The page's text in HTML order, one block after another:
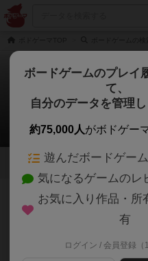
NORAD3：
Bluebear
4
222名 2名 0 1
おそらく僕が知る限り最
ボードゲームのプレイ
て、
自分のデータを管理
約75,000人がボドゲー
遊んだボードゲー
気になるゲームのレ
お気に入り作品・所
有
ログイン / 会員登録（